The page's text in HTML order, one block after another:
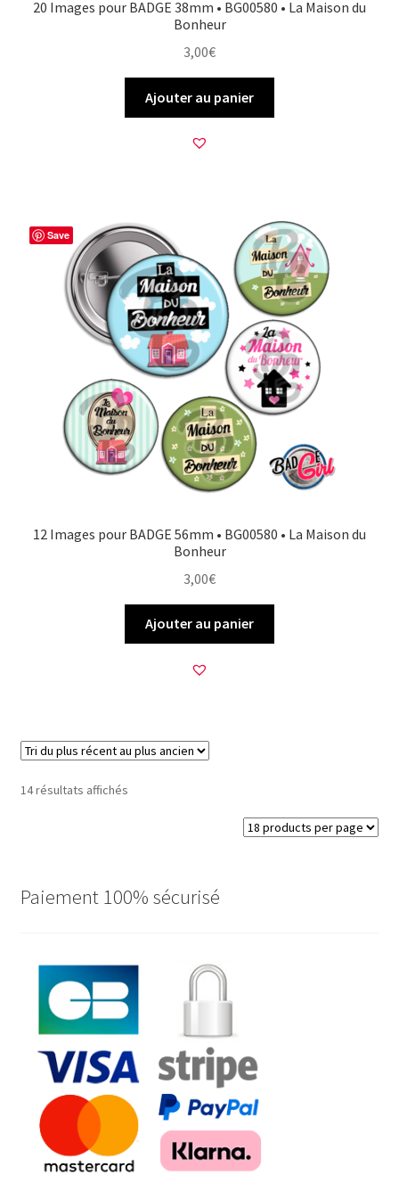
20 Images pour BADGE 38mm • BG00580 • La Maison du
Bonheur
3,00€
Ajouter au panier
Save
12 Images pour BADGE 56mm • BG00580 • La Maison du
Bonheur
3,00€
Ajouter au panier
14 résultats affichésTrié
plus
ancien
Paiement 100% sécurisé